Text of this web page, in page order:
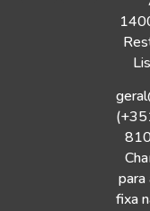
para
fixa